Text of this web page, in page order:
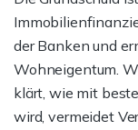
der Banken und
Wohneigentum.
klärt, wie mit
wird, vermeidet